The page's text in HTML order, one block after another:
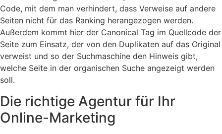
Code, mit dem man verhindert, dass Verweise auf andere
Seiten nicht für das Ranking herangezogen werden.
Außerdem kommt hier der Canonical Tag im Quellcode der
Seite zum Einsatz, der von den Duplikaten auf das Original
verweist und so der Suchmaschine den Hinweis gibt,
welche Seite in der organischen Suche angezeigt werden
soll.
Die richtige Agentur für Ihr
Online-Marketing